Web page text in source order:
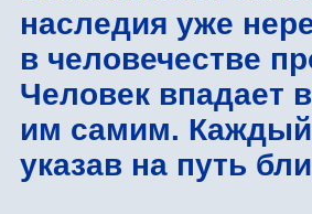
наследия уже
в человечестве
Человек впадает
им самим. Каждый
указав на путь